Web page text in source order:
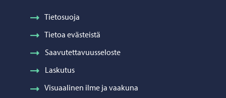
Tietosuoja
Tietoa evästeistä
Saavutettavuusseloste
Laskutus
Visuaalinen ilme ja vaakuna